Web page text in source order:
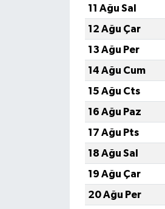
11 Ağu Sal
12 Ağu Çar
13 Ağu Per
14 Ağu Cum
15 Ağu Cts
16 Ağu Paz
17 Ağu Pts
18 Ağu Sal
19 Ağu Çar
20 Ağu Per